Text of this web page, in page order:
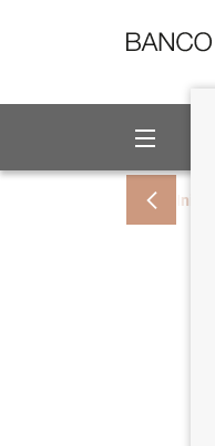
Inicio